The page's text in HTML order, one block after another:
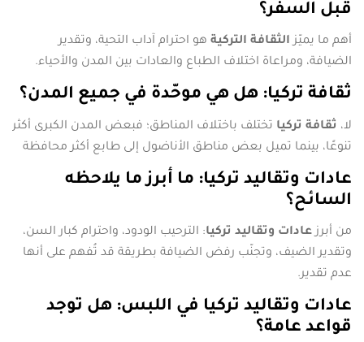
قبل السفر؟
أهم ما يميّزالثقافة التركية هو احترام آداب التحية، وتقدير
الضيافة، ومراعاة اختلاف الطباع والعادات بين المدن والأحياء.
ثقافة تركيا: هل هي موحّدة في جميع المدن؟
لا، ثقافة تركيا تختلف باختلاف المناطق؛ فبعض المدن الكبرى أكثر
تنوعًا، بينما تميل بعض مناطق الأناضول إلى طابع أكثر محافظة
عادات وتقاليد تركيا: ما أبرز ما يلاحظه
السائح؟
من أبرز عادات وتقاليد تركيا: الترحيب الودود، واحترام كبار السن،
وتقدير الضيف، وتجنّب رفض الضيافة بطريقة قد تُفهم على أنها
عدم تقدير.
عادات وتقاليد تركيا في اللبس: هل توجد
قواعد عامة؟